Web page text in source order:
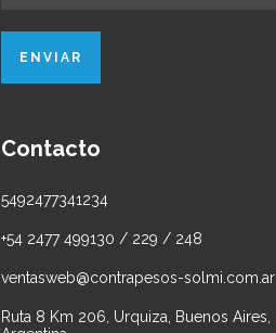
Contacto
5492477341234
+54 2477 499130 / 229 / 248
ventasweb@contrapesos-solmi.com.ar
Ruta 8 Km 206, Urquiza, Buenos Aires,